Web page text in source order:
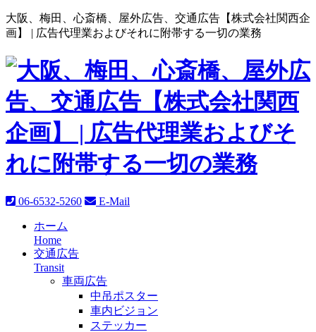
大阪、梅田、心斎橋、屋外広告、交通広告【株式会社関西企
画】 | 広告代理業およびそれに附帯する一切の業務
06-6532-5260 E-Mail
ホーム
Home
交通広告
Transit
車両広告
中吊ポスター
車内ビジョン
ステッカー